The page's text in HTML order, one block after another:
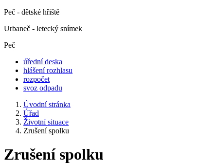
Peč - dětské hřiště
Urbaneč - letecký snímek
Peč
úřední deska
hlášení rozhlasu
rozpočet
svoz odpadu
Úvodní stránka
Úřad
Životní situace
Zrušení spolku
Zrušení spolku